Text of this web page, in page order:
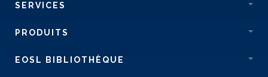
SERVICES
PRODUITS
EOSL BIBLIOTHÈQUE